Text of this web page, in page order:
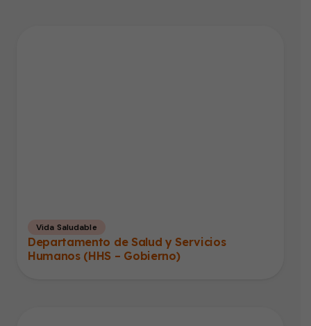
Vida Saludable
Departamento de Salud y Servicios
Humanos (HHS – Gobierno)